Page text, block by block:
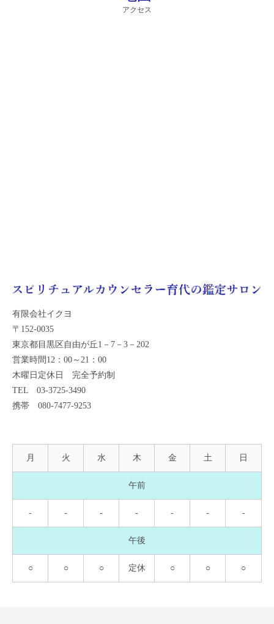
アクセス
有限会社イクヨ
〒152-0035
東京都目黒区自由が丘1－7－3－202
営業時間12：00～21：00
木曜日定休日 完全予約制
TEL 03-3725-3490
携帯 080-7477-9253
月 火 水 木 金 土 日
午前
- - - - - - -
午後
○ ○ ○ 定休 ○ ○ ○